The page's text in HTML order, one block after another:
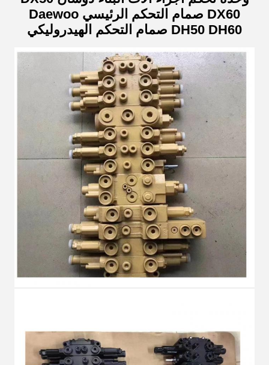
DX60 صمام التحكم الرئيسي Daewoo
DH50 DH60 صمام التحكم الهيدروليكي